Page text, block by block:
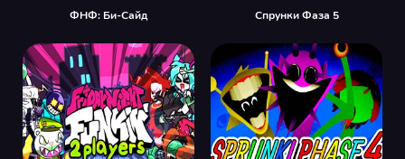
ФНФ: Би-Сайд Спрунки Фаза 5